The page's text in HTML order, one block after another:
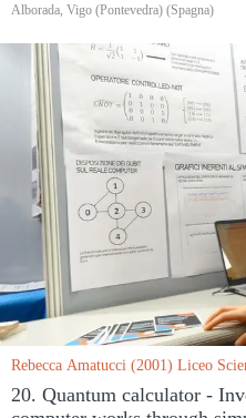
Alborada, Vigo (Pontevedra) (Spagna)
Rebecca Amatucci (2001) Liceo
20. Quantum calculator -